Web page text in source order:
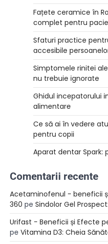
Fațete ceramice în
complet pentru
Sfaturi practice
accesibile
Simptomele rinitei
nu trebuie ignorate
Ghidul incepatorului
alimentare
Ce să ai în vedere
pentru copii
Aparat dentar Spark:
Comentarii recente
Acetaminofenul - beneficii
360 pe Sindolor Gel
Urifast - Beneficii și Efecte
pe Vitamina D3: Cheia